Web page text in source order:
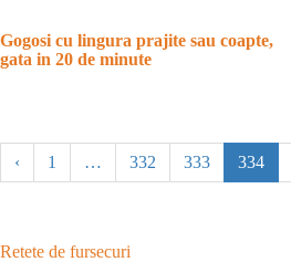
Gogosi cu lingura prajite sau coapte,
gata in 20 de minute
‹ 1 … 332 333 334
Retete de fursecuri